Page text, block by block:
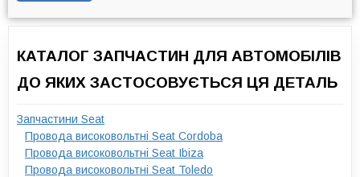
КАТАЛОГ ЗАПЧАСТИН ДЛЯ АВТОМОБІЛІВ
ДО ЯКИХ ЗАСТОСОВУЄТЬСЯ ЦЯ ДЕТАЛЬ
Запчастини Seat
Провода високовольтні Seat Cordoba
Провода високовольтні Seat Ibiza
Провода високовольтні Seat Toledo